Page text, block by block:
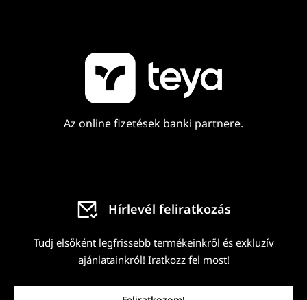
Az online fizetések banki partnere.
Hírlevél feliratkozás
Tudj elsőként legfrissebb termékeinkről és exkluzív
ajánlatainkról! Iratkozz fel most!